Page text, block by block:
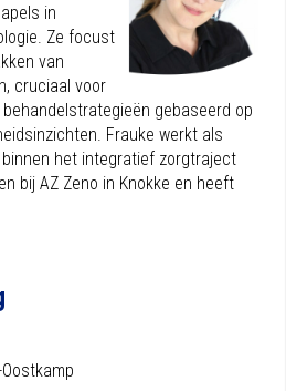
in
Ze focust
van
cruciaal voor
gebaseerd op
Frauke werkt als
het integratief zorgtraject
bij AZ Zeno in Knokke en heeft